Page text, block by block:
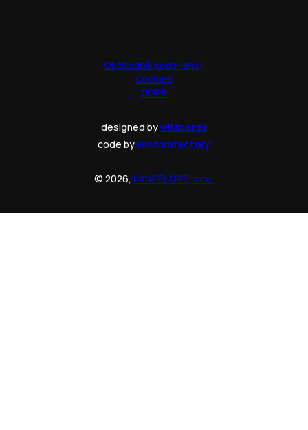
Obchodné podmienky
Cookies
GDPR
designed bywildcards
code bywisdomfactory
© 2026, KANCELARIE, s.r.o.